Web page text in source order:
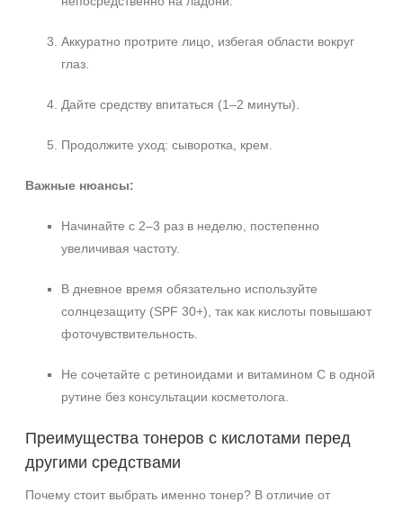
Аккуратно протрите лицо, избегая области вокруг
глаз.
Дайте средству впитаться (1–2 минуты).
Продолжите уход: сыворотка, крем.
Важные нюансы:
Начинайте с 2–3 раз в неделю, постепенно
увеличивая частоту.
В дневное время обязательно используйте
солнцезащиту (SPF 30+), так как кислоты повышают
фоточувствительность.
Не сочетайте с ретиноидами и витамином C в одной
рутине без консультации косметолога.
Преимущества тонеров с кислотами перед
другими средствами
Почему стоит выбрать именно тонер? В отличие от
+7 (929) 933-09-89